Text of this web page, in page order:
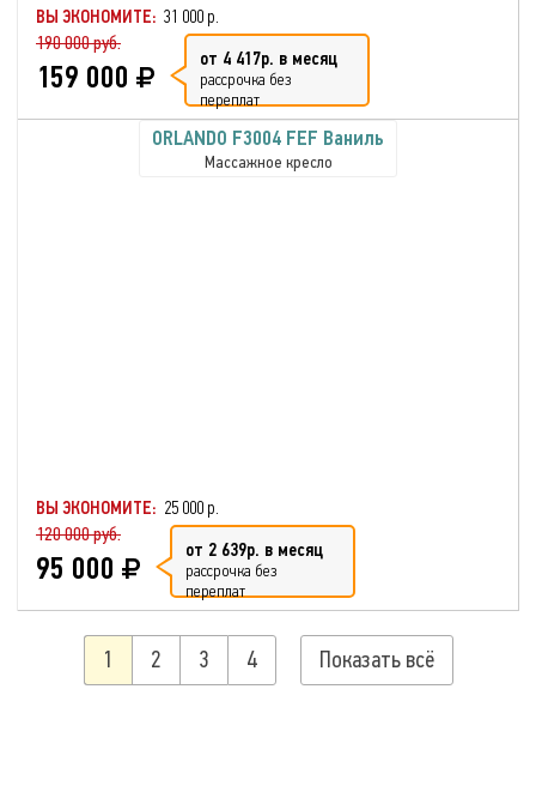
ВЫ ЭКОНОМИТЕ: 31 000 р.
190 000 руб.
159 000 от 4 417р. в месяц
рассрочка без
переплат
ORLANDO F3004 FEF Ваниль
Массажное кресло
ВЫ ЭКОНОМИТЕ: 25 000 р.
120 000 руб.
95 000 от 2 639р. в месяц
рассрочка без
переплат
1 2 3 4 Показать всё